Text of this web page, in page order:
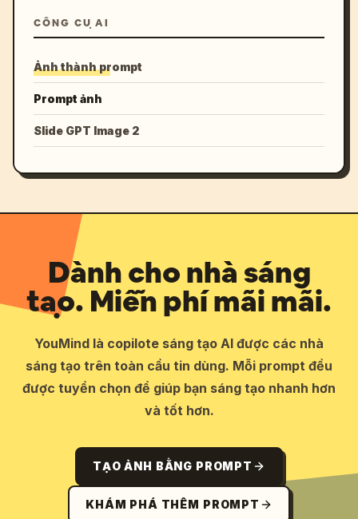
CÔNG CỤ AI
Ảnh thành prompt
Prompt ảnh
Slide GPT Image 2
Dành cho nhà sáng
tạo. Miễn phí mãi mãi.
YouMind là copilote sáng tạo AI được các nhà
sáng tạo trên toàn cầu tin dùng. Mỗi prompt đều
được tuyển chọn để giúp bạn sáng tạo nhanh hơn
và tốt hơn.
TẠO ẢNH BẰNG PROMPT
KHÁM PHÁ THÊM PROMPT